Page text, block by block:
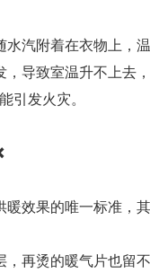
水汽附着在衣物上，
导致室温升不上去
引发火灾。
效果的唯一标准，
，再烫的暖气片也留